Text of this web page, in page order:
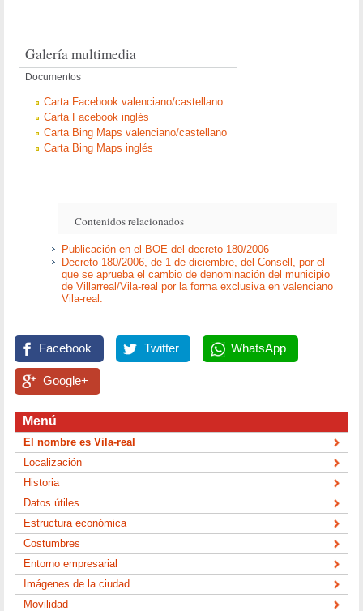
Galería multimedia
Documentos
Carta Facebook valenciano/castellano
Carta Facebook inglés
Carta Bing Maps valenciano/castellano
Carta Bing Maps inglés
Contenidos relacionados
Publicación en el BOE del decreto 180/2006
Decreto 180/2006, de 1 de diciembre, del Consell, por el
que se aprueba el cambio de denominación del municipio
de Villarreal/Vila-real por la forma exclusiva en valenciano
Vila-real.
Facebook Twitter WhatsApp
Google+
Menú
El nombre es Vila-real
Localización
Historia
Datos útiles
Estructura económica
Costumbres
Entorno empresarial
Imágenes de la ciudad
Movilidad